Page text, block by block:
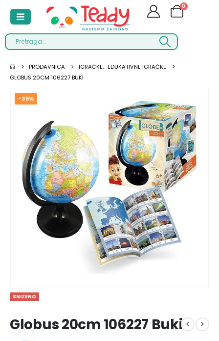
0
PRODAVNICA IGRAČKE, EDUKATIVNE IGRAČKE
GLOBUS 20CM 106227 BUKI
-35%
SNIZENO
Globus 20cm 106227 Buki